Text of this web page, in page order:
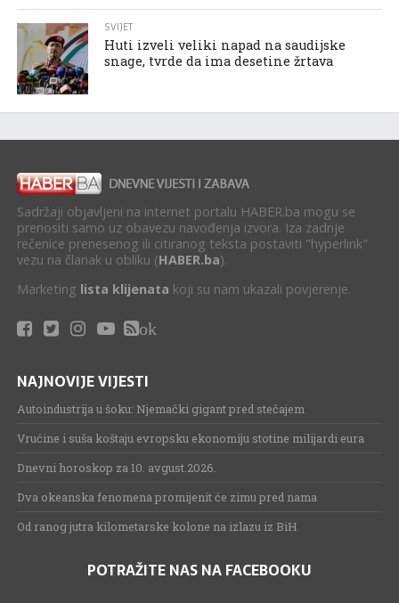
SVIJET
Huti izveli veliki napad na saudijske
snage, tvrde da ima desetine žrtava
Sadržaji objavljeni na internet portalu HABER.ba mogu se
prenositi samo uz obavezu navođenja izvora. Iza zadnje
rečenice prenesenog ili citiranog teksta postaviti "hyperlink"
vezu na članak u obliku (HABER.ba).
Marketing lista klijenata koji su nam ukazali povjerenje.
ok
NAJNOVIJE VIJESTI
Autoindustrija u šoku: Njemački gigant pred stečajem
Vrućine i suša koštaju evropsku ekonomiju stotine milijardi eura
Dnevni horoskop za 10. avgust.2026.
Dva okeanska fenomena promijenit će zimu pred nama
Od ranog jutra kilometarske kolone na izlazu iz BiH
POTRAŽITE NAS NA FACEBOOKU